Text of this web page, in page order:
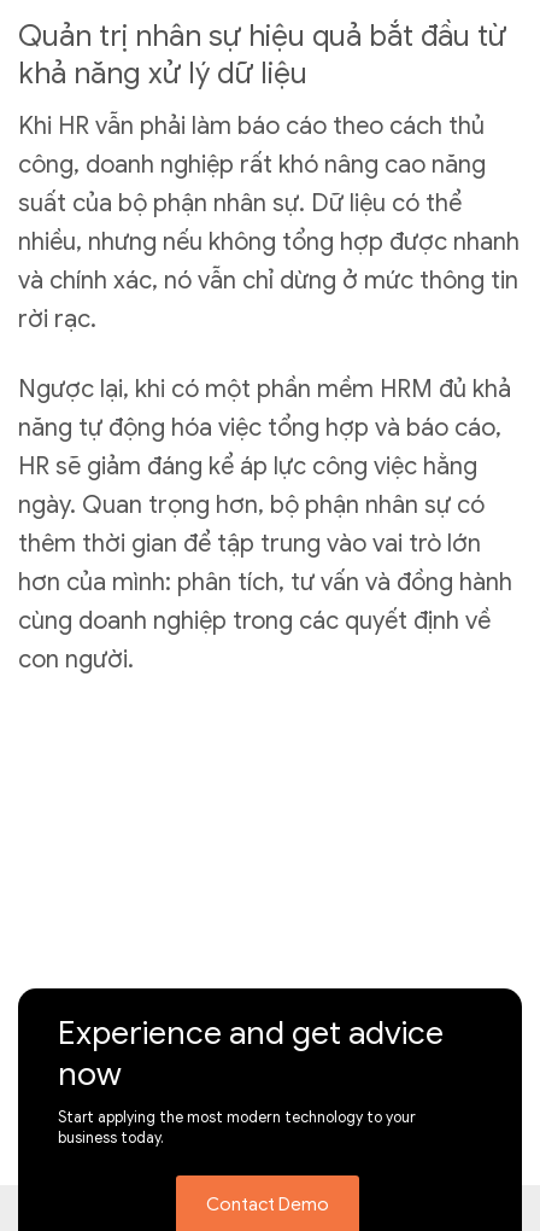
Quản trị nhân sự hiệu quả bắt đầu từ
khả năng xử lý dữ liệu
Khi HR vẫn phải làm báo cáo theo cách thủ
công, doanh nghiệp rất khó nâng cao năng
suất của bộ phận nhân sự. Dữ liệu có thể
nhiều, nhưng nếu không tổng hợp được nhanh
và chính xác, nó vẫn chỉ dừng ở mức thông tin
rời rạc.
Ngược lại, khi có một phần mềm HRM đủ khả
năng tự động hóa việc tổng hợp và báo cáo,
HR sẽ giảm đáng kể áp lực công việc hằng
ngày. Quan trọng hơn, bộ phận nhân sự có
thêm thời gian để tập trung vào vai trò lớn
hơn của mình: phân tích, tư vấn và đồng hành
cùng doanh nghiệp trong các quyết định về
con người.
Experience and get advice
now
Start applying the most modern technology to your
business today.
Contact Demo